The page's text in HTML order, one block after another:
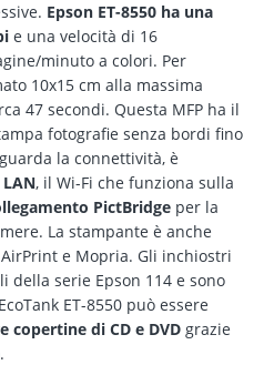
Epson ET-8550 ha una
e una velocità di 16
minuto a colori. Per
10x15 cm alla massima
47 secondi. Questa MFP ha il
fotografie senza bordi fino
la connettività, è
, il Wi-Fi che funziona sulla
PictBridge per la
La stampante è anche
e Mopria. Gli inchiostri
della serie Epson 114 e sono
ET-8550 può essere
copertine di CD e DVD grazie